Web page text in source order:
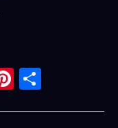
Pi